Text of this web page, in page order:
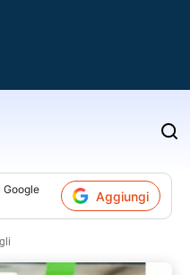
Google
Aggiungi